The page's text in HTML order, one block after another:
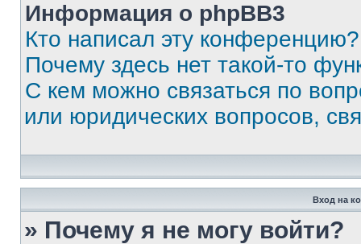
Информация о phpBB3
Кто написал эту конференцию?
Почему здесь нет такой-то
С кем можно связаться по
или юридических вопросов,
Вход на
» Почему я не могу войти?